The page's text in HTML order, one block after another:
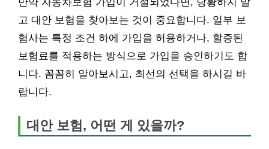
고 대안 보험을 찾아보는 것이 중요합니다. 일부 보
험사는 특정 조건 하에 가입을 허용하거나, 할증된
보험료를 적용하는 방식으로 가입을 승인하기도 합
니다. 꼼꼼히 알아보시고, 최선의 선택을 하시길 바
랍니다.
대안 보험, 어떤 게 있을까?